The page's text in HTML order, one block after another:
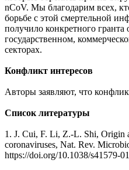
nCoV. Мы благодарим всех,
борьбе с этой смертельной
получило конкретного
государственном,
секторах.
Конфликт интересов
Авторы заявляют, что
Список литературы
1. J. Cui, F. Li, Z.-L. Shi, Origin
coronaviruses, Nat. Rev.
https://doi.org/10.1038/s41579-